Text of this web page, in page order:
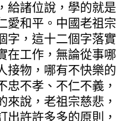
諸位說，學的就是
愛和平。中國老祖宗
字，這十二個字落實
在工作，無論從事哪
接物，哪有不快樂的
忠不孝、不仁不義，
來說，老祖宗慈悲，
出許許多多的原則，